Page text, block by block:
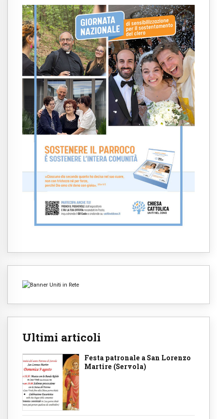
Ultimi articoli
Festa patronale a San Lorenzo
Martire (Servola)